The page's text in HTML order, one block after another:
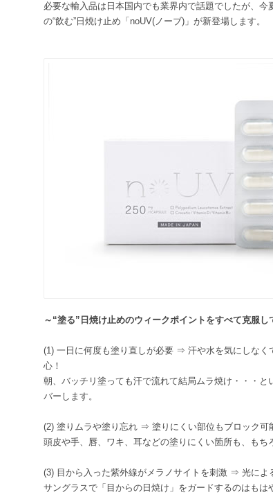
必要な輸入品は日本国内でも業界内で話題でしたが、今
の“飲む”日焼け止め「noUV(ノーブ)」が新登場します。
～“塗る”日焼け止めのウィークポイントをすべて克服し
(1) 一日に何度も塗り直しが必要 ⇒ 汗や水を気にしなく
心！
朝、バッチリ塗っても汗で流れて結局ムラ焼け・・・と
バーします。
(2) 塗りムラや塗り忘れ ⇒ 塗りにくい部位もブロック可
頭皮や手、唇、ワキ、耳などの塗りにくい箇所も、もち
(3) 目から入った紫外線がメラノサイトを刺激 ⇒ 光によ
サングラスで「目からの日焼け」をガードするのはもは